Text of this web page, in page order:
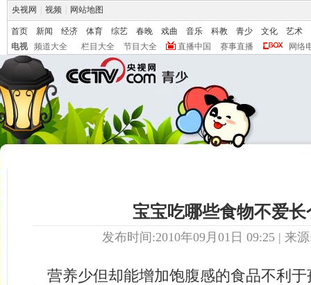
央视网 视频 网站地图
首页 新闻 经济 体育 综艺 春晚 戏曲 音乐 科教 青少 文化
艺术
电视
频道大全 栏目大全 节目大全 直播中国 赛事直播 网络
宝宝吃哪些食物不爱长
发布时间:2010年09月01日 09:25 | 来
营养少但却能增加饱腹感的食品不利